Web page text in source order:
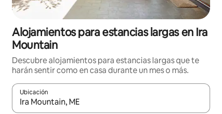
Alojamientos para estancias largas en Ira
Mountain
Descubre alojamientos para estancias largas que te
harán sentir como en casa durante un mes o más.
Ubicación
Cuando los resultados estén disponibles, podrás navegar